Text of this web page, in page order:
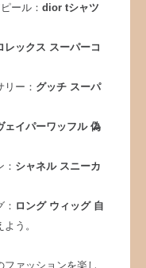
ール： dior tシャツ
レックス スーパーコ
ー： グッチ スーパ
ェイパーワッフル 偽
シャネル スニーカ
ロング ウィッグ 自
う。
ファッションを楽し